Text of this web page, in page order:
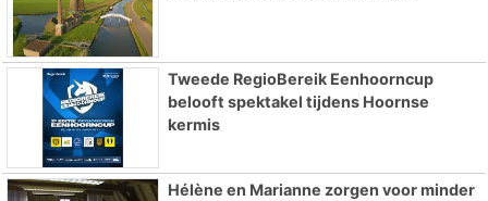
Tweede RegioBereik Eenhoorncup
belooft spektakel tijdens Hoornse
kermis
Hélène en Marianne zorgen voor minder